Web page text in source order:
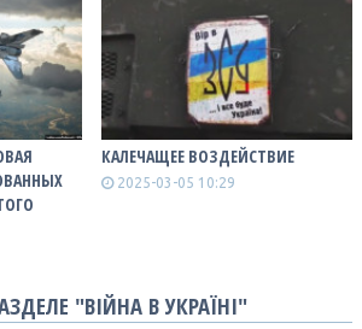
КАЛЕЧАЩЕЕ ВОЗДЕЙСТВИЕ
2025-03-05 10:29
"ВІЙНА В УКРАЇНІ"